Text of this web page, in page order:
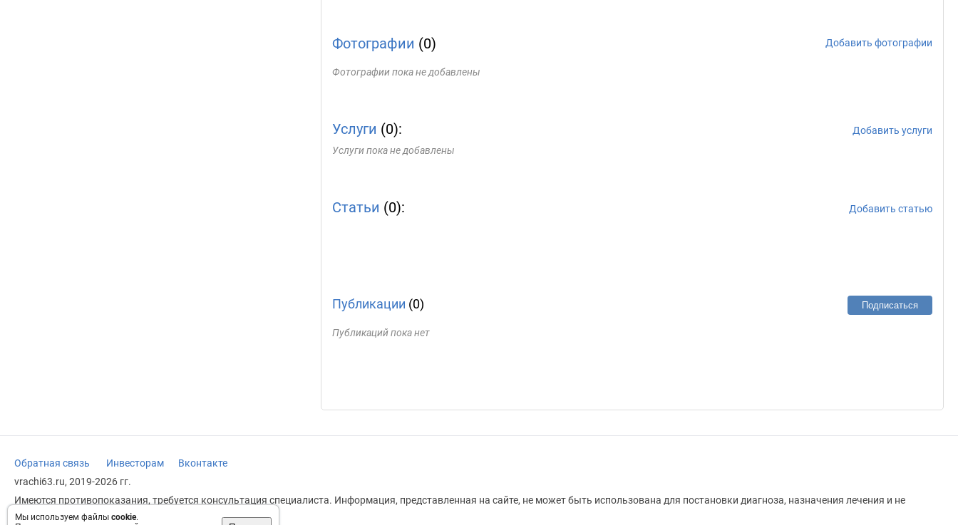
Мы используем файлы cookie.
Фотографии (0) Добавить фотографии
Фотографии пока не добавлены
Услуги (0):
Добавить услуги
Услуги пока не добавлены
Статьи (0): Добавить статью
Публикации (0) Подписаться
Публикаций пока нет
Обратная связь Инвесторам
Вконтакте
vrachi63.ru, 2019-2026 гг.
Имеются противопоказания, требуется консультация специалиста. Информация, представленная на сайте, не может быть использована для постановки диагноза, назначения лечения и не
заменяет прием врача.